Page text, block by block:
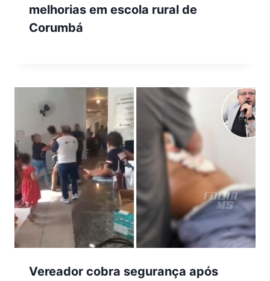
melhorias em escola rural de
Corumbá
Vereador cobra segurança após